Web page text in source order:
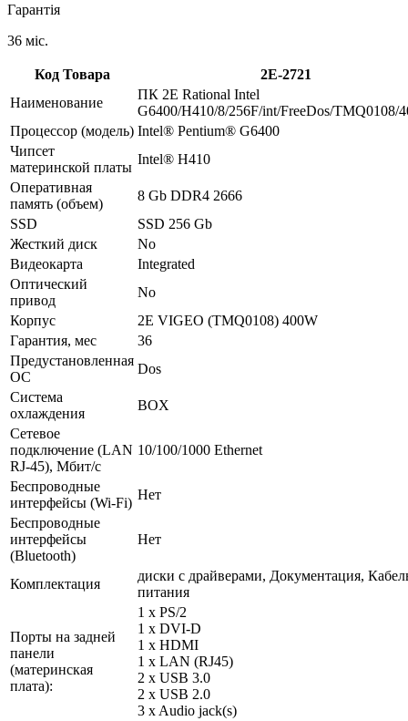
Гарантія
36 міс.
Код Товара
2E-2721
Наименование
ПК 2E Rational Intel
G6400/H410/8/256F/int/FreeDos/TMQ0108/
Процессор (модель) Intel® Pentium® G6400
Чипсет
материнской платы
Intel® H410
Оперативная
память (объем)
8 Gb DDR4 2666
SSD
SSD 256 Gb
Жесткий диск
No
Видеокарта
Integrated
Оптический
привод
No
Корпус
2E VIGEO (TMQ0108) 400W
Гарантия, мес
36
Предустановленная
ОС
Dos
Система
охлаждения
BOX
Сетевое
подключение (LAN
RJ-45), Мбит/с
10/100/1000 Ethernet
Беспроводные
интерфейсы (Wi-Fi)
Нет
Беспроводные
интерфейсы
(Bluetooth)
Нет
Комплектация
диски с драйверами, Документация,
питания
Порты на задней
панели
(материнская
плата):
1 x PS/2
1 x DVI-D
1 x HDMI
1 x LAN (RJ45)
2 x USB 3.0
2 x USB 2.0
3 x Audio jack(s)